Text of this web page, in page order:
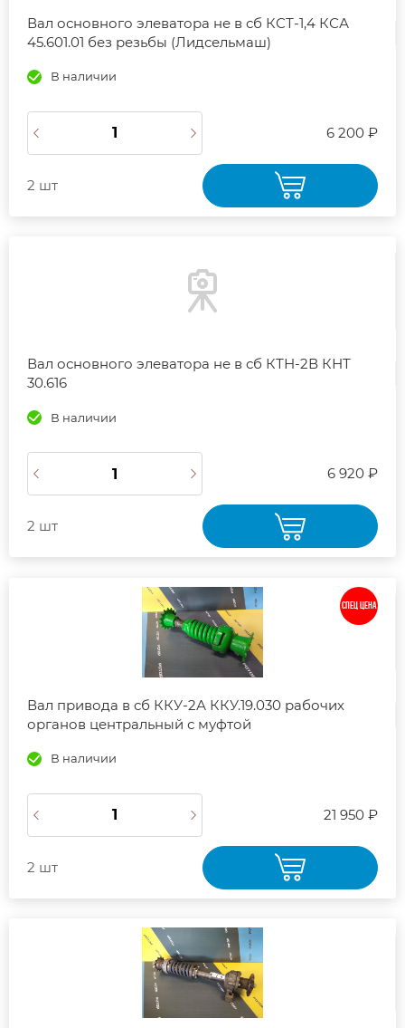
Вал основного элеватора не в сб КСТ-1,4 КСА
45.601.01 без резьбы (Лидсельмаш)
В наличии
6 200 ₽
2 шт
Вал основного элеватора не в сб КТН-2В КНТ
30.616
В наличии
6 920 ₽
2 шт
СПЕЦ ЦЕНА
Вал привода в сб ККУ-2А ККУ.19.030 рабочих
органов центральный с муфтой
В наличии
21 950 ₽
2 шт